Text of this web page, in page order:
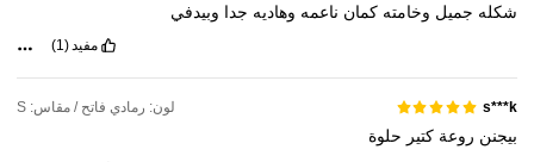
شكله جميل وخامتهكمان ناعمه وهاديه جدا وبيدفي
مفيد(1)
s***k لون: رمادي فاتح / مقاس: S
بيجنن روعةكتير حلوة